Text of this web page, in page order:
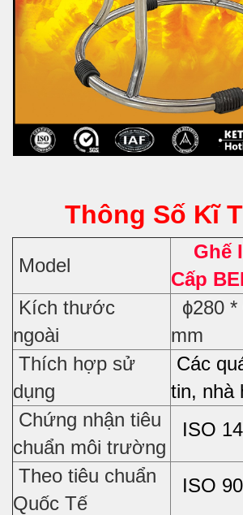
Thông Số Kĩ
Model
Ghế
Cấp
Kích thước
ngoài
ϕ280 *
mm
Thích hợp sử
dụng
Các
tin, nhà
Chứng nhận tiêu
chuẩn môi trường
ISO
Theo tiêu chuẩn
Quốc Tế
ISO